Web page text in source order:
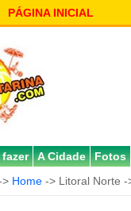
PÁGINA INICIAL
A Cidade Fotos
> Home -> Litoral Norte -